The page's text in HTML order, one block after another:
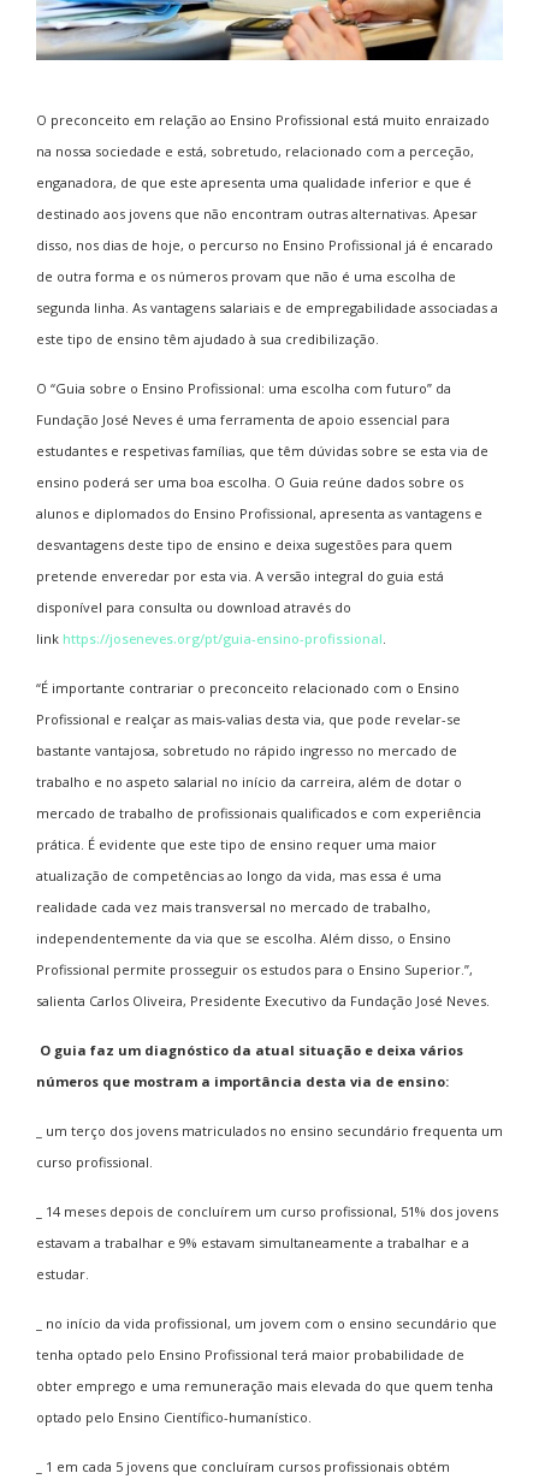
O preconceito em relação ao Ensino Profissional está muito enraizado
na nossa sociedade e está, sobretudo, relacionado com a perceção,
enganadora, de que este apresenta uma qualidade inferior e que é
destinado aos jovens que não encontram outras alternativas. Apesar
disso, nos dias de hoje, o percurso no Ensino Profissional já é encarado
de outra forma e os números provam que não é uma escolha de
segunda linha. As vantagens salariais e de empregabilidade associadas a
este tipo de ensino têm ajudado à sua credibilização.
O “Guia sobre o Ensino Profissional: uma escolha com futuro” da
Fundação José Neves é uma ferramenta de apoio essencial para
estudantes e respetivas famílias, que têm dúvidas sobre se esta via de
ensino poderá ser uma boa escolha. O Guia reúne dados sobre os
alunos e diplomados do Ensino Profissional, apresenta as vantagens e
desvantagens deste tipo de ensino e deixa sugestões para quem
pretende enveredar por esta via. A versão integral do guia está
disponível para consulta ou download através do
link https://joseneves.org/pt/guia-ensino-profissional.
“É importante contrariar o preconceito relacionado com o Ensino
Profissional e realçar as mais-valias desta via, que pode revelar-se
bastante vantajosa, sobretudo no rápido ingresso no mercado de
trabalho e no aspeto salarial no início da carreira, além de dotar o
mercado de trabalho de profissionais qualificados e com experiência
prática. É evidente que este tipo de ensino requer uma maior
atualização de competências ao longo da vida, mas essa é uma
realidade cada vez mais transversal no mercado de trabalho,
independentemente da via que se escolha. Além disso, o Ensino
Profissional permite prosseguir os estudos para o Ensino Superior.”,
salienta Carlos Oliveira, Presidente Executivo da Fundação José Neves.
O guia faz um diagnóstico da atual situação e deixa vários
números que mostram a importância desta via de ensino:
_ um terço dos jovens matriculados no ensino secundário frequenta um
curso profissional.
_ 14 meses depois de concluírem um curso profissional, 51% dos jovens
estavam a trabalhar e 9% estavam simultaneamente a trabalhar e a
estudar.
_ no início da vida profissional, um jovem com o ensino secundário que
tenha optado pelo Ensino Profissional terá maior probabilidade de
obter emprego e uma remuneração mais elevada do que quem tenha
optado pelo Ensino Científico-humanístico.
_ 1 em cada 5 jovens que concluíram cursos profissionais obtém